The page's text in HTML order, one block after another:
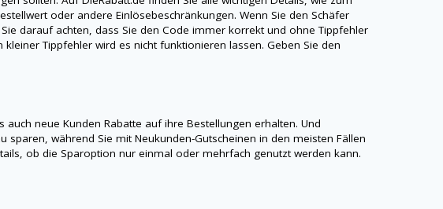
oder andere Einlösebeschränkungen. Wenn Sie denSchäfer
darauf achten, dass Sie den Code immer korrekt und ohne Tippfehler
Tippfehler wird es nicht funktionieren lassen. Geben Sie den
neue Kunden Rabatte auf ihre Bestellungen erhalten. Und
sparen, während Sie mit Neukunden-Gutscheinen in den meisten Fällen
ob die Sparoption nur einmal oder mehrfach genutzt werden kann.